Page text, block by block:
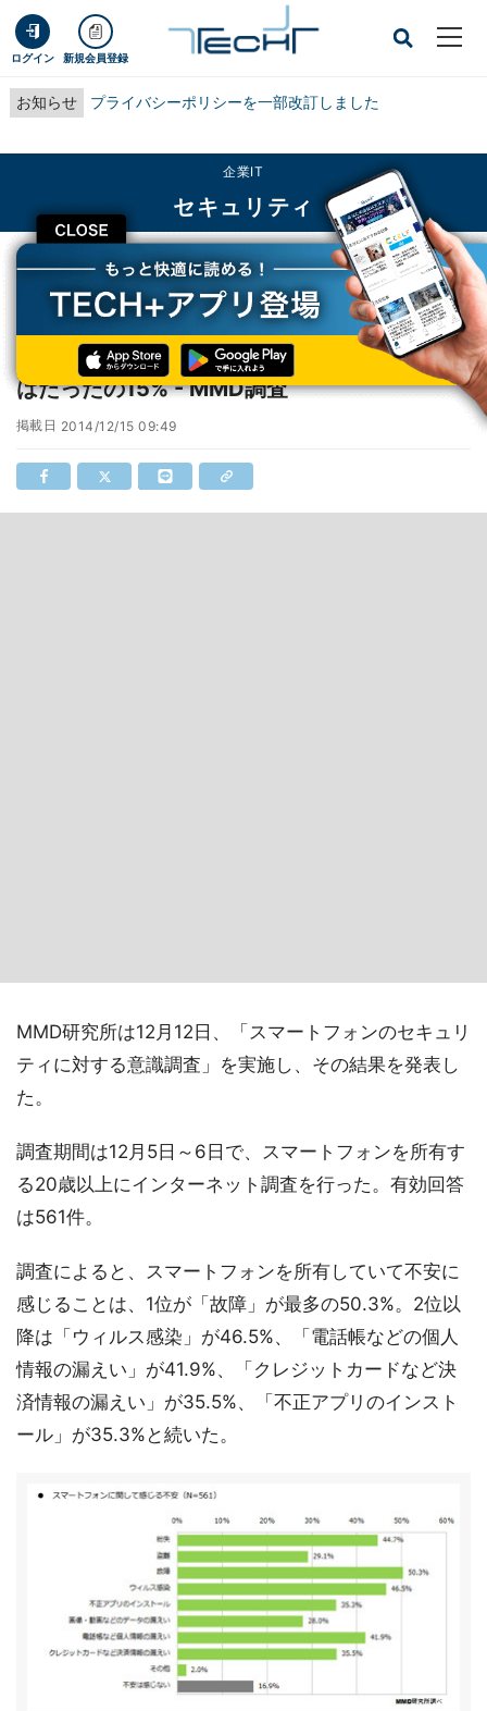
ログイン 新規会員登録
お知らせ プライバシーポリシーを一部改訂しました
CLOSE
企業IT
セキュリティ
TECH+ 企業IT
セキュリティ
有料セキュリティアプリをスマホに入れる人はたったの15% - MMD調査
有料セキュリティアプリをスマホに入れる人
はたったの15% - MMD調査
掲載日 2014/12/15 09:49
MMD研究所は12月12日、「スマートフォンのセキュリ
ティに対する意識調査」を実施し、その結果を発表し
た。
調査期間は12月5日～6日で、スマートフォンを所有す
る20歳以上にインターネット調査を行った。有効回答
は561件。
調査によると、スマートフォンを所有していて不安に
感じることは、1位が「故障」が最多の50.3%。2位以
降は「ウィルス感染」が46.5%、「電話帳などの個人
情報の漏えい」が41.9%、「クレジットカードなど決
済情報の漏えい」が35.5%、「不正アプリのインスト
ール」が35.3%と続いた。